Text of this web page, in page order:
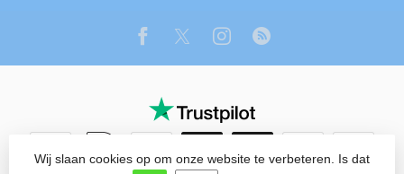
Wij slaan cookies op om onze website te verbeteren. Is dat